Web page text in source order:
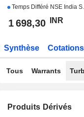
Temps Différé NSE India
1 698,30 INR
Synthèse Cotations
Tous Warrants
Produits Dérivés